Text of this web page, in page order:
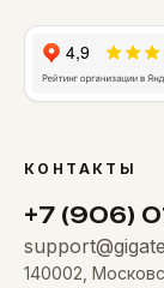
КОНТАКТЫ
+7 (906)
140002,